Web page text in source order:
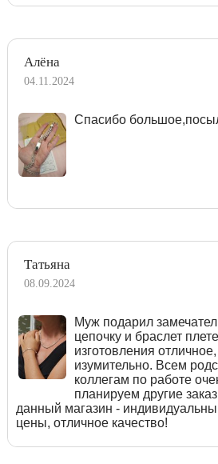
Алёна
04.11.2024
Спасибо
Татьяна
08.09.2024
Муж подарил
цепочку и браслет
изготовления
изумительно. Всем
коллегам по работе
планируем другие
данный магазин -
цены, отличное качество!